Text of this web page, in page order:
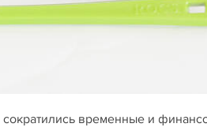
временные и